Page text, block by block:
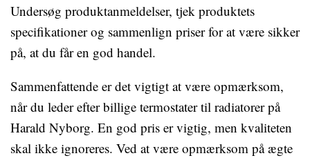
Undersøg produktanmeldelser, tjek produktets
specifikationer og sammenlign priser for at være sikker
på, at du får en god handel.
Sammenfattende er det vigtigt at være opmærksom,
når du leder efter billige termostater til radiatorer på
Harald Nyborg. En god pris er vigtig, men kvaliteten
skal ikke ignoreres. Ved at være opmærksom på ægte